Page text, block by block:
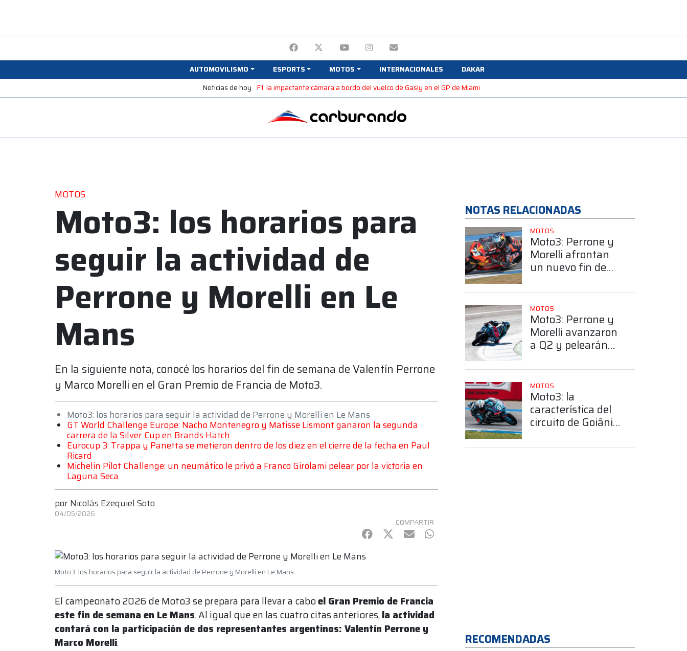
AUTOMOVILISMO ESPORTS MOTOS INTERNACIONALES
DAKAR
Noticias de hoy F1: la impactante cámara a bordo del vuelco de Gasly en el GP de Miami
MOTOS
Moto3: los horarios para
seguir la actividad de
Perrone y Morelli en Le
Mans
En la siguiente nota, conocé los horarios del fin de semana de Valentín Perrone
y Marco Morelli en el Gran Premio de Francia de Moto3.
Moto3: los horarios para seguir la actividad de Perrone y Morelli en Le Mans
GT World Challenge Europe: Nacho Montenegro y Matisse Lismont ganaron la segunda
carrera de la Silver Cup en Brands Hatch
Eurocup 3: Trappa y Panetta se metieron dentro de los diez en el cierre de la fecha en Paul
Ricard
Michelin Pilot Challenge: un neumático le privó a Franco Girolami pelear por la victoria en
Laguna Seca
por Nicolás Ezequiel Soto
04/05/2026
COMPARTIR
Facebook
Twitter
mail WhatsApp
Moto3: los horarios para seguir la actividad de Perrone y Morelli en Le Mans
El campeonato 2026 de Moto3 se prepara para llevar a caboel Gran Premio de Francia
este fin de semana en Le Mans. Al igual que en las cuatro citas anteriores,la actividad
contará con la participación de dos representantes argentinos: Valentín Perrone y
Marco Morelli.
NOTAS RELACIONADAS
MOTOS
Moto3: Perrone y
Morelli afrontan
un nuevo fin de
actividad en el
circuito de Jerez
MOTOS
Moto3: Perrone y
Morelli avanzaron
a Q2 y pelearán
sábado en Goiania
MOTOS
Moto3: la
característica del
circuito de Goiânia
favorecer a Morelli
RECOMENDADAS